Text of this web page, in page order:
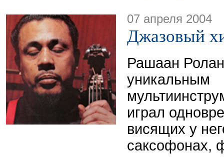
07 апреля 2004
Джазовый
Рашаан
уникальным
играл
висящих у
саксофонах,